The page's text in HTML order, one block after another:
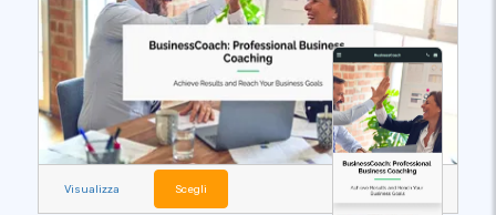
Visualizza Scegli